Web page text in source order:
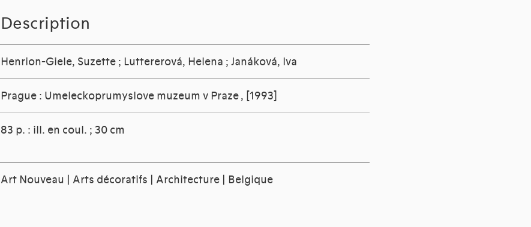
Description
Henrion-Giele, Suzette ; Luttererová, Helena ;Janáková, Iva
Prague : Umeleckoprumyslove muzeum v Praze, [1993]
83 p. : ill. en coul. ; 30 cm
Art Nouveau | Arts décoratifs | Architecture | Belgique